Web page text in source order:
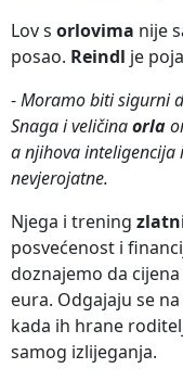
Lov s orlovima nije
posao. Reindl je
-Moramo biti sigurni
Snaga i veličinaorla
a njihova inteligencija
nevjerojatne.
Njega i trening
posvećenost i
doznajemo da
eura. Odgajaju se
kada ih hrane
samog izlijeganja.